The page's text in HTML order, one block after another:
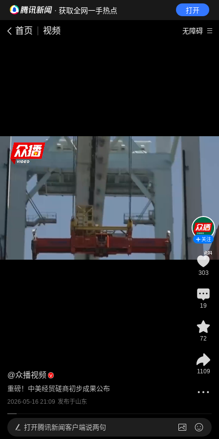
· 获取全网一手热点 打开
首页 视频 无障碍
@众播视频
重磅！中美经贸磋商初步成果公布
2026-05-16 21:09 发布于山东
关注
303
19
72
1109
打开腾讯新闻客户端说两句